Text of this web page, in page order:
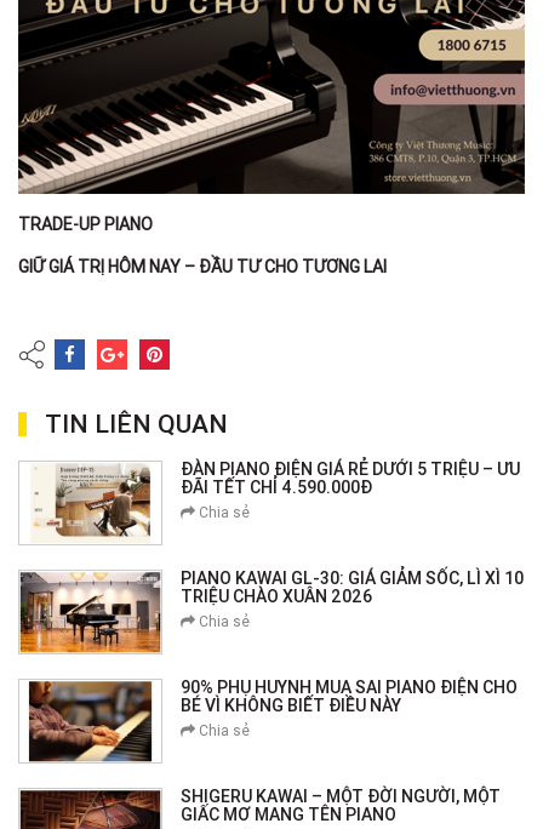
TRADE-UP PIANO
GIỮ GIÁ TRỊ HÔM NAY – ĐẦU TƯ CHO TƯƠNG LAI
TIN LIÊN QUAN
ĐÀN PIANO ĐIỆN GIÁ RẺ DƯỚI 5 TRIỆU – ƯU
ĐÃI TẾT CHỈ 4.590.000Đ
Chia sẻ
PIANO KAWAI GL-30: GIÁ GIẢM SỐC, LÌ XÌ 10
TRIỆU CHÀO XUÂN 2026
Chia sẻ
90% PHỤ HUYNH MUA SAI PIANO ĐIỆN CHO
BÉ VÌ KHÔNG BIẾT ĐIỀU NÀY
Chia sẻ
SHIGERU KAWAI – MỘT ĐỜI NGƯỜI, MỘT
GIẤC MƠ MANG TÊN PIANO